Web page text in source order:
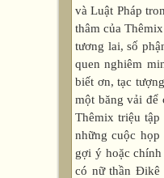
và Luật Pháp
thâm của
tương lai, số
quen nghiêm
biết ơn, tạc
một băng vải để
Thêmix triệu
những cuộc
gợi ý hoặc
có nữ thần Đikê